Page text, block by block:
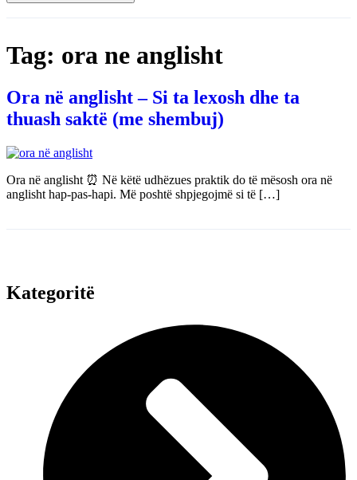
Tag: ora ne anglisht
Ora në anglisht – Si ta lexosh dhe ta
thuash saktë (me shembuj)
Ora në anglisht ⏰ Në këtë udhëzues praktik do të mësosh ora në
anglisht hap-pas-hapi. Më poshtë shpjegojmë si të […]
Kategoritë